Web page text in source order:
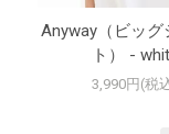
Anyway（ビッグ
ト） -
3,990円(税